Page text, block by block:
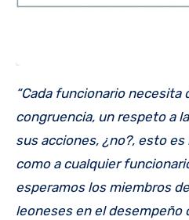
“Cada funcionario necesita demostrar en su actuar
congruencia, un respeto a
sus acciones, ¿no?, esto
como a cualquier
esperamos los miembros
leoneses en el desempeño